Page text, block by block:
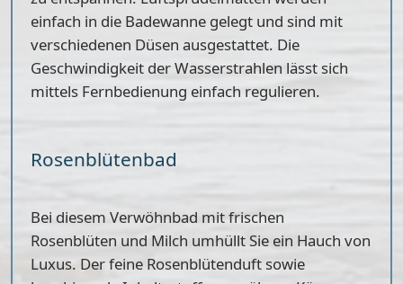
einfach in die Badewanne gelegt und sind mit
verschiedenen Düsen ausgestattet. Die
Geschwindigkeit der Wasserstrahlen lässt sich
mittels Fernbedienung einfach regulieren.
Rosenblütenbad
Bei diesem Verwöhnbad mit frischen
Rosenblüten und Milch umhüllt Sie ein Hauch von
Luxus. Der feine Rosenblütenduft sowie